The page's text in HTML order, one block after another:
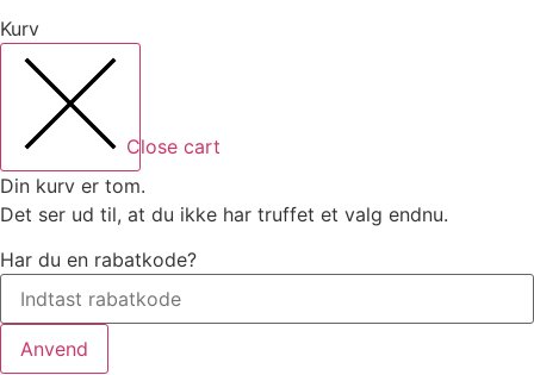
Kurv
Close cart
Din kurv er tom.
Det ser ud til, at du ikke har truffet et valg endnu.
Har du en rabatkode?
Anvend